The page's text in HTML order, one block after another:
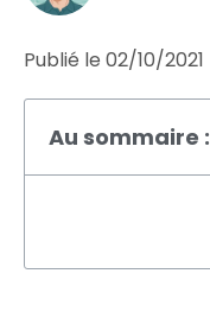
Publié le 02/10/2021
Au sommaire :